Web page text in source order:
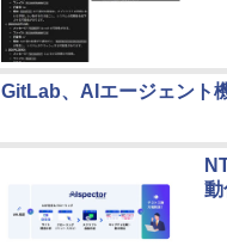
GitLab、AIエージェント
動